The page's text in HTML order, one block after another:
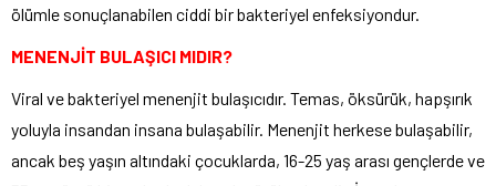
ölümle sonuçlanabilen ciddi bir bakteriyel enfeksiyondur.
MENENJİT BULAŞICI MIDIR?
Viral ve bakteriyel menenjit bulaşıcıdır. Temas, öksürük, hapşırık
yoluyla insandan insana bulaşabilir. Menenjit herkese bulaşabilir,
ancak beş yaşın altındaki çocuklarda, 16-25 yaş arası gençlerde ve